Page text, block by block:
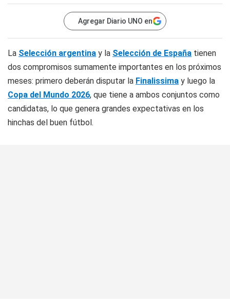
Agregar Diario UNO en
La Selección argentina y la Selección de España tienen
dos compromisos sumamente importantes en los próximos
meses: primero deberán disputar la Finalissima y luego la
Copa del Mundo 2026, que tiene a ambos conjuntos como
candidatas, lo que genera grandes expectativas en los
hinchas del buen fútbol.